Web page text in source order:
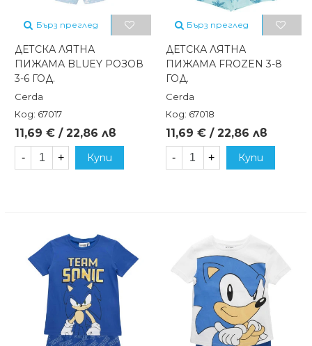
Бърз преглед
ДЕТСКА ЛЯТНА
ПИЖАМА BLUEY РОЗОВ
3-6 ГОД.
Cerda
Код: 67017
11,69 € / 22,86 лв
- + Купи
Бърз преглед
ДЕТСКА ЛЯТНА
ПИЖАМА FROZEN 3-8
ГОД.
Cerda
Код: 67018
11,69 € / 22,86 лв
- + Купи